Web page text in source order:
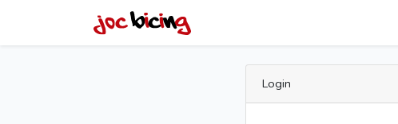
Login